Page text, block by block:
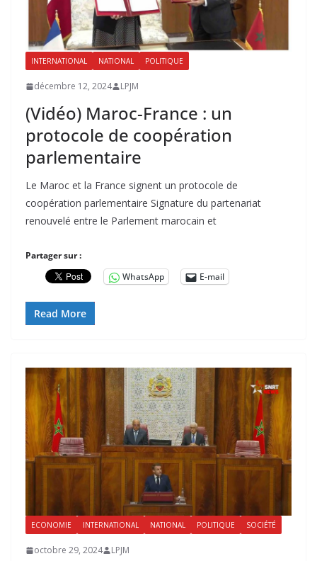
INTERNATIONAL NATIONAL POLITIQUE
décembre 12, 2024 LPJM
(Vidéo) Maroc-France : un
protocole de coopération
parlementaire
Le Maroc et la France signent un protocole de
coopération parlementaire Signature du partenariat
renouvelé entre le Parlement marocain et
Partager sur :
WhatsApp
E-mail
Read More
ECONOMIE INTERNATIONAL NATIONAL POLITIQUE SOCIÉTÉ
octobre 29, 2024 LPJM